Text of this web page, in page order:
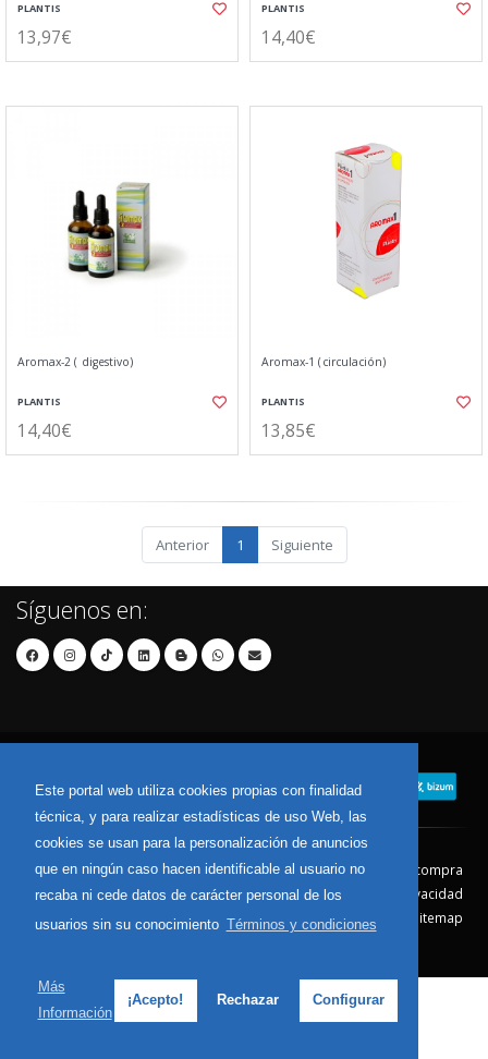
Este portal web utiliza cookies propias con finalidad
técnica, y para realizar estadísticas de uso Web, las
cookies se usan para la personalización de anuncios
que en ningún caso hacen identificable al usuario no
recaba ni cede datos de carácter personal de los
usuarios sin su conocimiento Términos y condiciones
Más
Información
¡Acepto! Rechazar Configurar
PLANTIS
13,97€
PLANTIS
14,40€
Aromax-2 ( digestivo)
PLANTIS
14,40€
Aromax-1 (circulación)
PLANTIS
13,85€
Anterior 1 Siguiente
Síguenos en:
Contacto Aviso Legal
Condiciones de compra
Política de envíos
Política de devolución
Política de Privacidad
Política de Cookies
Sitemap